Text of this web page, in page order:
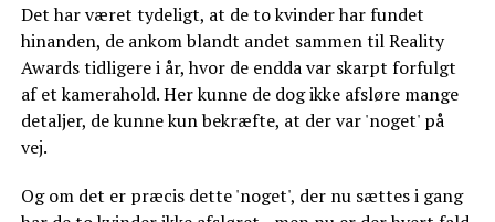
Det har været tydeligt, at de to kvinder har fundet
hinanden, de ankom blandt andet sammen til Reality
Awards tidligere i år, hvor de endda var skarpt forfulgt
af et kamerahold. Her kunne de dog ikke afsløre mange
detaljer, de kunne kun bekræfte, at der var 'noget' på
vej.
Og om det er præcis dette 'noget', der nu sættes i gang